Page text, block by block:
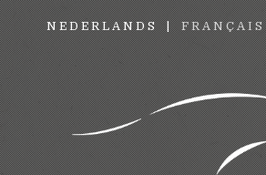
NEDERLANDS FRANÇAIS